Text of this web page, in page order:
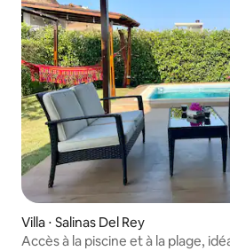
Villa ⋅ Salinas Del Rey
Accès à la piscine et à la plage,